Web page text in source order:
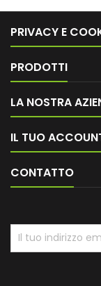
PRIVACY E
PRODOTTI
LA NOSTRA
IL TUO
CONTATTO